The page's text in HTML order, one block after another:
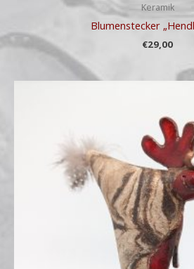
Keramik
Blumenstecker
€29,00